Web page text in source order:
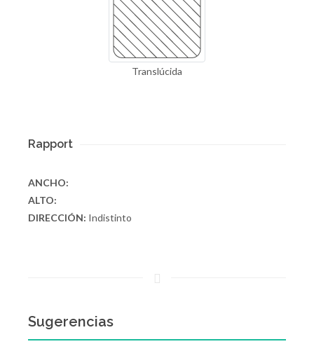
Translúcida
Rapport
ANCHO:
ALTO:
DIRECCIÓN: Indistinto
Sugerencias